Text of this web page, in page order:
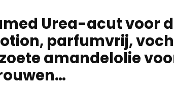
Urea-acut voor
lotion, parfumvrij,
amandelolie